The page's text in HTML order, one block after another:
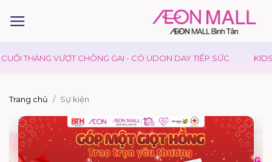
VƯỢT CHÔNG GAI - CÓ UDON DAY TIẾP SỨC KIDS CLUB -
Trang chủ Sự kiện